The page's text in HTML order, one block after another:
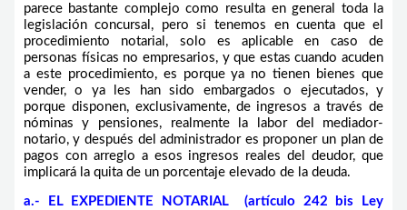
parece bastante complejo como resulta en general toda la
legislación concursal, pero si tenemos en cuenta que el
procedimiento notarial, solo es aplicable en caso de
personas físicas no empresarios, y que estas cuando acuden
a este procedimiento, es porque ya no tienen bienes que
vender, o ya les han sido embargados o ejecutados, y
porque disponen, exclusivamente, de ingresos a través de
nóminas y pensiones, realmente la labor del mediador-
notario, y después del administrador es proponer un plan de
pagos con arreglo a esos ingresos reales del deudor, que
implicará la quita de un porcentaje elevado de la deuda.
a.- EL EXPEDIENTE NOTARIAL (artículo 242 bis Ley